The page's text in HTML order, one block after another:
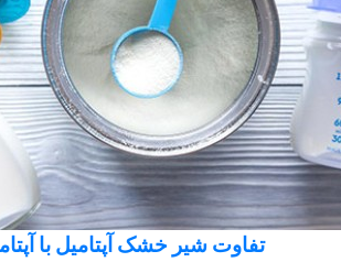
تفاوت شیر خشک آپتامیل با